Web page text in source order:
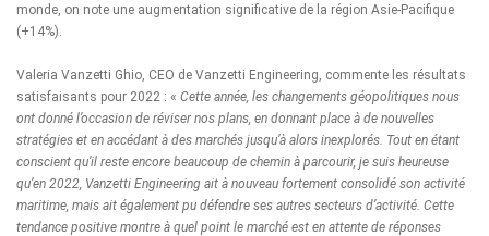
monde, on note une augmentation significative de la région Asie-Pacifique
(+14%).
Valeria Vanzetti Ghio, CEO de Vanzetti Engineering, commente les résultats
satisfaisants pour 2022 : « Cette année, les changements géopolitiques nous
ont donné l’occasion de réviser nos plans, en donnant place à de nouvelles
stratégies et en accédant à des marchés jusqu’à alors inexplorés. Tout en étant
conscient qu’il reste encore beaucoup de chemin à parcourir, je suis heureuse
qu’en 2022, Vanzetti Engineering ait à nouveau fortement consolidé son activité
maritime, mais ait également pu défendre ses autres secteurs d’activité. Cette
tendance positive montre à quel point le marché est en attente de réponses